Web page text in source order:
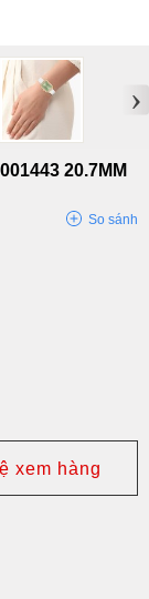
›
20.7MM
So sánh
xem hàng